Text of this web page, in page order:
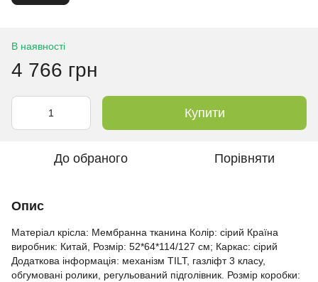
В наявності
4 766 грн
Купити
До обраного Порівняти
Опис
Матеріал крісла: Мембранна тканина Колір: сірий Країна
виробник: Китай, Розмір: 52*64*114/127 см; Каркас: сірий
Додаткова інформація: механізм TILT, газліфт 3 класу,
обгумовані ролики, регульований підголівник. Розмір коробки: